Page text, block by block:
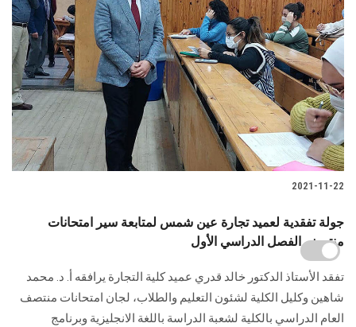
2021-11-22
جولة تفقدية لعميد تجارة عين شمس لمتابعة سير امتحانات
منتصف الفصل الدراسي الأول
تفقد الأستاذ الدكتور خالد قدري عميد كلية التجارة يرافقه أ. د. محمد
شاهين وكليل الكلية لشئون التعليم والطلاب، لجان امتحانات منتصف
العام الدراسي بالكلية لشعبة الدراسة باللغة الانجليزية وبرنامج